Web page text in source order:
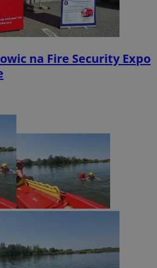
na Fire Security Expo